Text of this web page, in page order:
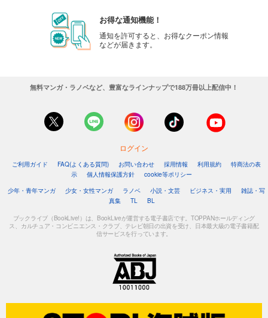
お得な通知機能！
通知を許可すると、お得なクーポン情報
などが届きます。
無料マンガ・ラノベなど、豊富なラインナップで188万冊以上配信中！
ログイン
ご利用ガイド FAQ(よくある質問) お問い合わせ 採用情報 利用規約
特商法の表
示
個人情報保護方針
cookie等ポリシー
少年・青年マンガ
少女・女性マンガ ラノベ 小説・文芸 ビジネス・実用
雑誌・写
真集
TL BL
ブックライブ（BookLive!）は、BookLiveが運営する電子書店です。TOPPANホールディング
ス、カルチュア・コンビニエンス・クラブ、テレビ朝日の出資を受け、日本最大級の電子書籍配
信サービスを行っています。